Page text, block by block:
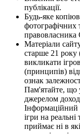
публікації.
Будь-яке
фотографічних
правовласника
Матеріали
старше 21 року
викликати
(принципів)
ознак
Пам'ятайте, що
джерелом
Інформаційний
ігри на реальні
приймає ні в